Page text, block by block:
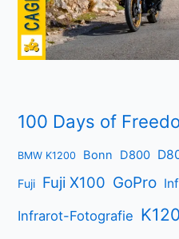
100 Days of
BMW K1200 Bonn D800
Fuji Fuji X100 GoPro
Infrarot-Fotografie